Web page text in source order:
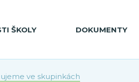
ŠKOLY DOKUMENTY
ve skupinkách